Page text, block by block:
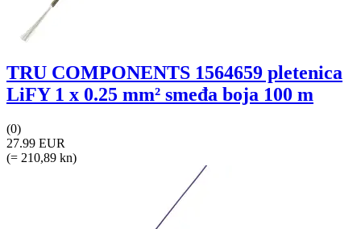
TRU COMPONENTS 1564659 pletenica
LiFY 1 x 0.25 mm² smeđa boja 100 m
(0)
27.99 EUR
(= 210,89 kn)